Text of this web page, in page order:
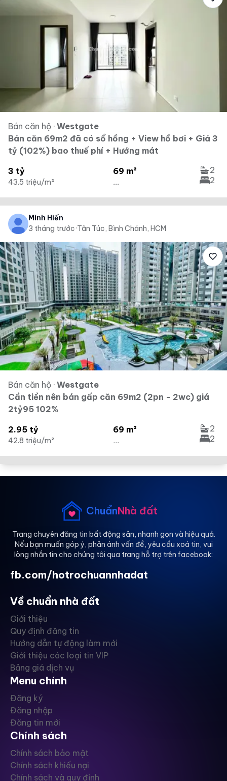
Bán căn hộ · Westgate
Bán căn 69m2 đã có sổ hồng + View hồ bơi + Giá 3
tỷ (102%) bao thuế phí + Hướng mát
3 tỷ
43.5 triệu/m²
69 m²
...
2
2
Minh Hiển
3 tháng trước·Tân Túc, Bình Chánh, HCM
Bán căn hộ · Westgate
Cần tiền nên bán gấp căn 69m2 (2pn - 2wc) giá
2tỷ95 102%
2.95 tỷ
42.8 triệu/m²
69 m²
...
2
2
ChuẩnNhà đất
Trang chuyên đăng tin bất động sản, nhanh gọn và hiệu quả.
Nếu bạn muốn góp ý, phản ánh vấn đề, yêu cầu xoá tin, vui
lòng nhắn tin cho chúng tôi qua trang hỗ trợ trên facebook:
fb.com/hotrochuannhadat
Về chuẩn nhà đất
Giới thiệu
Quy định đăng tin
Hướng dẫn tự động làm mới
Giới thiệu các loại tin VIP
Bảng giá dịch vụ
Menu chính
Đăng ký
Đăng nhập
Đăng tin mới
Chính sách
Chính sách bảo mật
Chính sách khiếu nại
Chính sách và quy định